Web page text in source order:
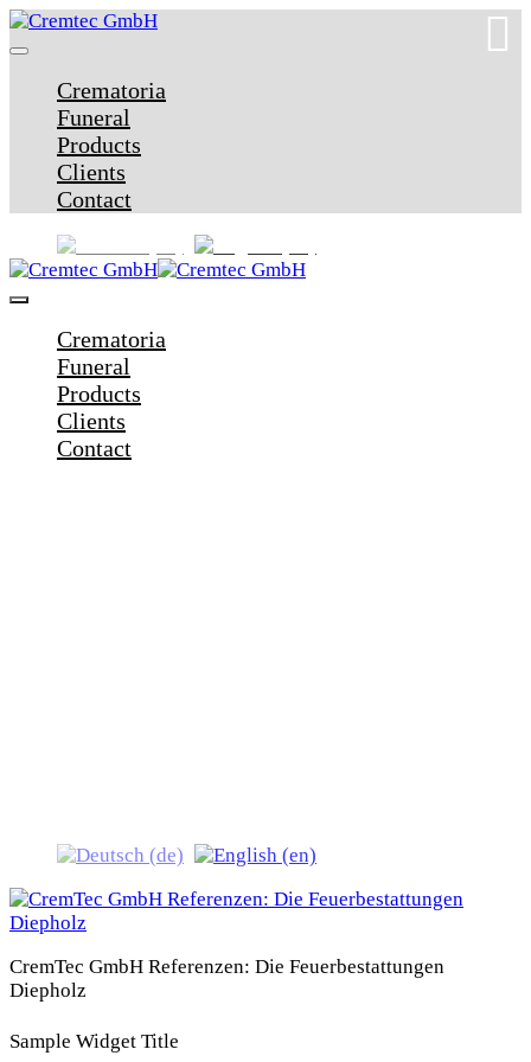
Crematoria
Funeral
Products
Clients
Contact
Crematoria
Funeral
Products
Clients
Contact
CremTec GmbH Referenzen: Die Feuerbestattungen
Diepholz
Sample Widget Title